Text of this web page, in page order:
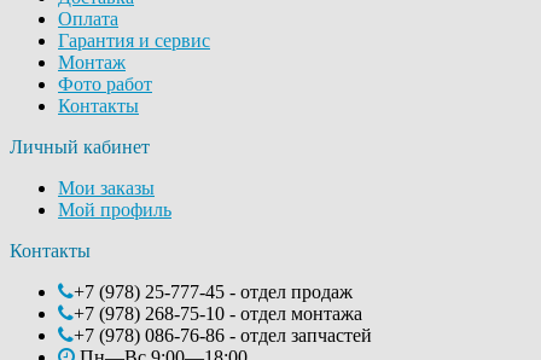
Оплата
Гарантия и сервис
Монтаж
Фото работ
Контакты
Личный кабинет
Мои заказы
Мой профиль
Контакты
+7 (978) 25-777-45 - отдел продаж
+7 (978) 268-75-10 - отдел монтажа
+7 (978) 086-76-86 - отдел запчастей